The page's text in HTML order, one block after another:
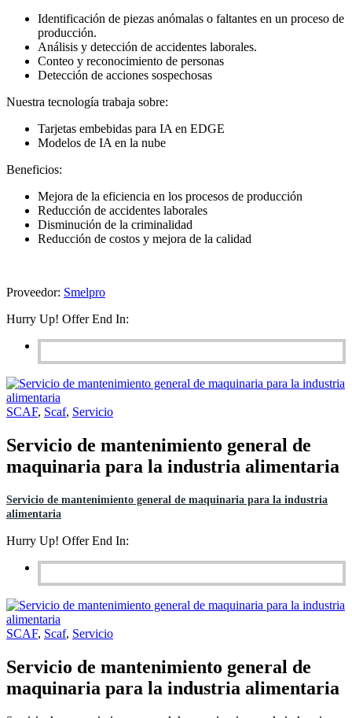
Identificación de piezas anómalas o faltantes en un proceso de
producción.
Análisis y detección de accidentes laborales.
Conteo y reconocimiento de personas
Detección de acciones sospechosas
Nuestra tecnología trabaja sobre:
Tarjetas embebidas para IA en EDGE
Modelos de IA en la nube
Beneficios:
Mejora de la eficiencia en los procesos de producción
Reducción de accidentes laborales
Disminución de la criminalidad
Reducción de costos y mejora de la calidad
Proveedor: Smelpro
Hurry Up! Offer End In:
SCAF, Scaf, Servicio
Servicio de mantenimiento general de
maquinaria para la industria alimentaria
Servicio de mantenimiento general de maquinaria para la industria
alimentaria
Hurry Up! Offer End In:
SCAF, Scaf, Servicio
Servicio de mantenimiento general de
maquinaria para la industria alimentaria